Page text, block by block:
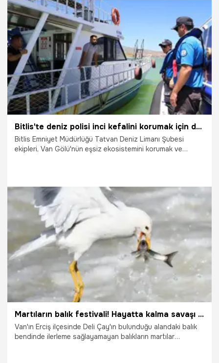
suyla buluşturdu.
15.07.2026 Van
Bitlis'te deniz polisi inci kefalini korumak için düğmeye bastı: 4 kurbağa adam ve botlarla 7/24 kesintisiz takip ediliyor!
Bitlis Emniyet Müdürlüğü Tatvan Deniz Limanı Şubesi
ekipleri, Van Gölü'nün eşsiz ekosistemini korumak ve
kaçakçılığına karşı göl sularında sarsılmaz bir duvar ören
deniz polisleri, 15 Temmuz’da sona erecek olan inci kefali
av yasağı kapsamında denetimlerini en üst seviyeye
çıkardı.
Gündem
Martıların balık festivali! Hayatta kalma savaşı böyle görüntülendi
Van'ın Erciş ilçesinde Deli Çay'ın bulunduğu alandaki balık
bendinde ilerleme sağlayamayan balıkların martılar